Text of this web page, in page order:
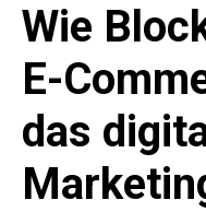
Wie
E-
das